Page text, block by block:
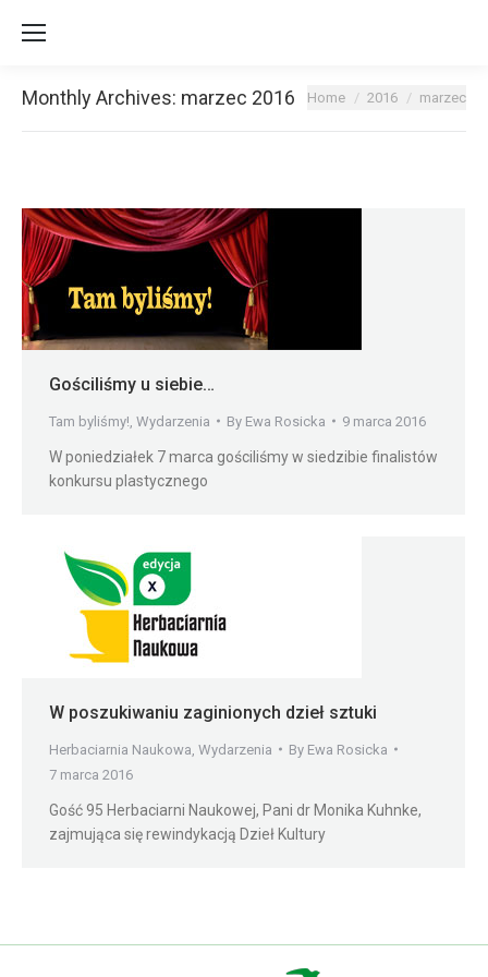
Monthly Archives: marzec 2016 You are here:
Home 2016 marzec
Gościliśmy u siebie…
Tam byliśmy! Wydarzenia By Ewa Rosicka 9 marca 2016
W poniedziałek 7 marca gościliśmy w siedzibie finalistów
konkursu plastycznego
W poszukiwaniu zaginionych dzieł sztuki
Herbaciarnia Naukowa Wydarzenia By Ewa Rosicka
7 marca 2016
Gość 95 Herbaciarni Naukowej, Pani dr Monika Kuhnke,
zajmująca się rewindykacją Dzieł Kultury